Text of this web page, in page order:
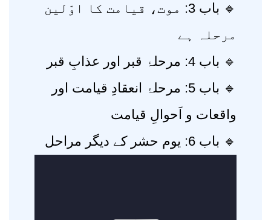
🔹 باب 3: موت، قیامت کا اوّلین
مرحلہ ہے
🔹 باب 4: مرحلۂ قبر اور عذابِ قبر
🔹 باب 5: مرحلۂ انعقادِ قیامت اور
واقعات و اَحوالِ قیامت
🔹 باب 6: یوم حشر کے دیگر مراحل